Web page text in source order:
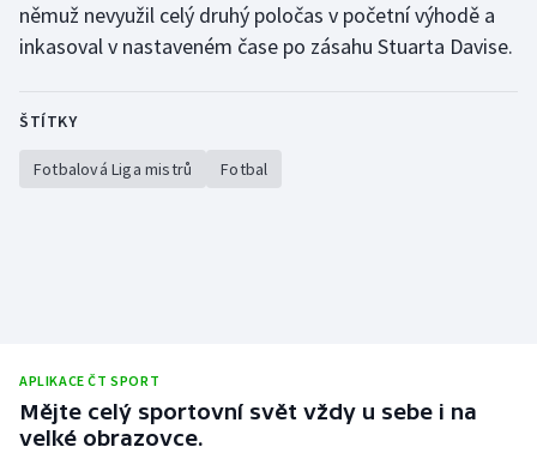
němuž nevyužil celý druhý poločas v početní výhodě a
inkasoval v nastaveném čase po zásahu Stuarta Davise.
ŠTÍTKY
Fotbalová Liga mistrů Fotbal
APLIKACE ČT SPORT
Mějte celý sportovní svět vždy u sebe i na
velké obrazovce.